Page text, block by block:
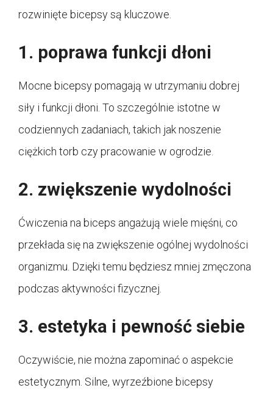
rozwinięte bicepsy są kluczowe.
1. poprawa funkcji dłoni
Mocne bicepsy pomagają w utrzymaniu dobrej
siły i funkcji dłoni. To szczególnie istotne w
codziennych zadaniach, takich jak noszenie
ciężkich torb czy pracowanie w ogrodzie.
2. zwiększenie wydolności
Ćwiczenia na biceps angażują wiele mięśni, co
przekłada się na zwiększenie ogólnej wydolności
organizmu. Dzięki temu będziesz mniej zmęczona
podczas aktywności fizycznej.
3. estetyka i pewność siebie
Oczywiście, nie można zapominać o aspekcie
estetycznym. Silne, wyrzeźbione bicepsy